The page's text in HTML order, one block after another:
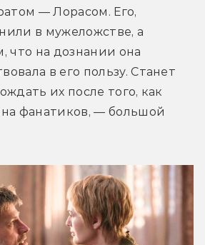
— Лорасом. Его,
в мужеложстве, а
что на дознании она
в его пользу. Станет
их после того, как
фанатиков, — большой